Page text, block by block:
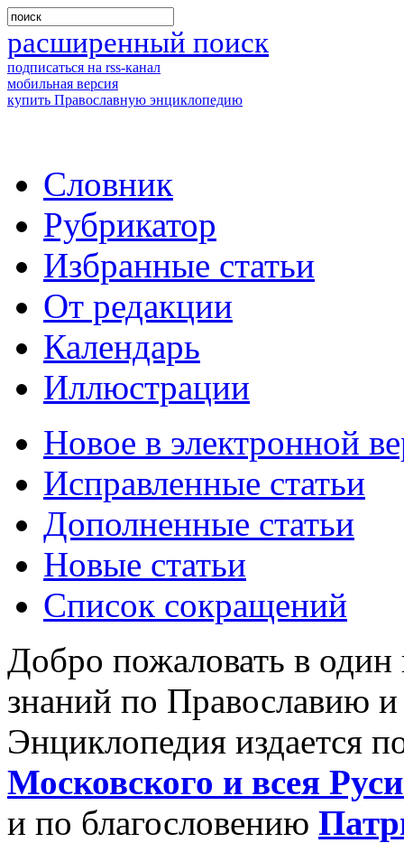
расширенный поиск
подписаться на rss-канал
мобильная версия
купить Православную энциклопедию
Словник
Рубрикатор
Избранные статьи
От редакции
Календарь
Иллюстрации
Новое в электронной
Исправленные статьи
Дополненные статьи
Новые статьи
Список сокращений
Добро пожаловать в
знаний по Православию
Энциклопедия издается
Московского и всея
и по благословению